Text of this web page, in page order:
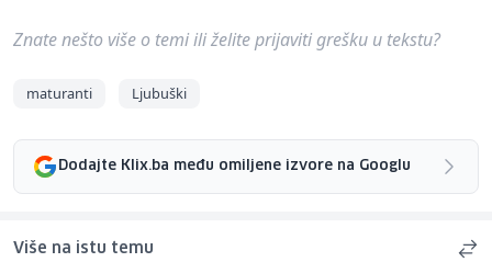
Znate nešto više o temi ili želite prijaviti grešku u tekstu?
maturanti Ljubuški
Dodajte Klix.ba među omiljene izvore na Googlu
Više na istu temu